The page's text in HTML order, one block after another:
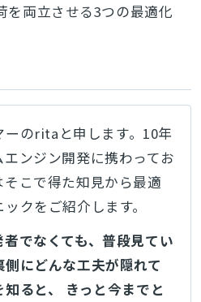
を両立させる3つの最適化
ーのritaと申します。10年
エンジン開発に携わってお
そこで得た知見から最適
クをご紹介します。
者でなくても、普段見てい
側にどんな工夫が隠れて
知ると、 きっと今までと